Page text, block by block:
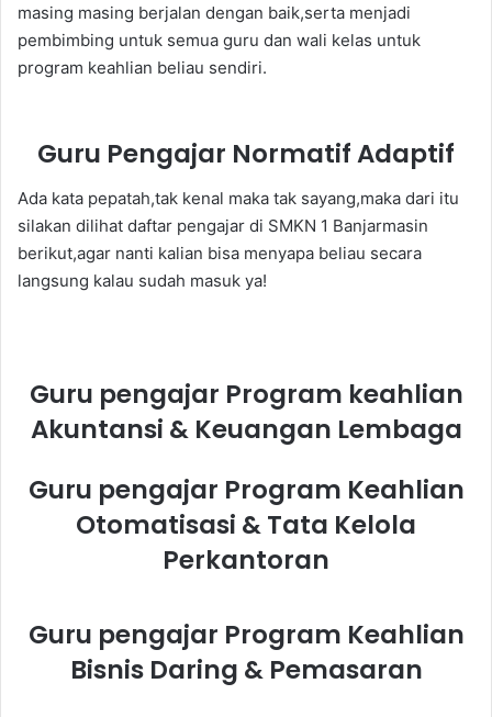
masing masing berjalan dengan baik,serta menjadi
pembimbing untuk semua guru dan wali kelas untuk
program keahlian beliau sendiri.
Guru Pengajar Normatif Adaptif
Ada kata pepatah,tak kenal maka tak sayang,maka dari itu
silakan dilihat daftar pengajar di SMKN 1 Banjarmasin
berikut,agar nanti kalian bisa menyapa beliau secara
langsung kalau sudah masuk ya!
Guru pengajar Program keahlian
Akuntansi & Keuangan Lembaga
Guru pengajar Program Keahlian
Otomatisasi & Tata Kelola
Perkantoran
Guru pengajar Program Keahlian
Bisnis Daring & Pemasaran